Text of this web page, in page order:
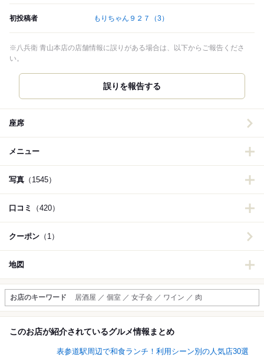
初投稿者 もりちゃん９２７ （3）
※八兵衛 青山本店の店舗情報に誤りがある場合は、以下からご報告くださ
い。
誤りを報告する
座席
メニュー
写真 （1545）
口コミ （420）
クーポン （1）
地図
お店のキーワード 居酒屋 ／ 個室 ／ 女子会 ／ ワイン ／ 肉
このお店が紹介されているグルメ情報まとめ
表参道駅周辺で和食ランチ！利用シーン別の人気店30選